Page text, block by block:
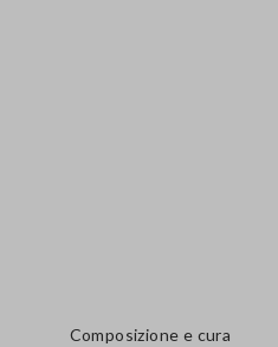
Composizione e cura